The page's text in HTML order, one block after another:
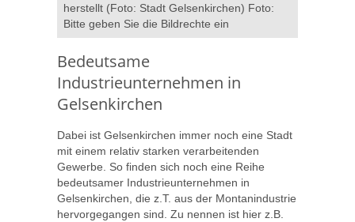
herstellt (Foto: Stadt Gelsenkirchen) Foto:
Bitte geben Sie die Bildrechte ein
Bedeutsame
Industrieunternehmen in
Gelsenkirchen
Dabei ist Gelsenkirchen immer noch eine Stadt
mit einem relativ starken verarbeitenden
Gewerbe. So finden sich noch eine Reihe
bedeutsamer Industrieunternehmen in
Gelsenkirchen, die z.T. aus der Montanindustrie
hervorgegangen sind. Zu nennen ist hier z.B.